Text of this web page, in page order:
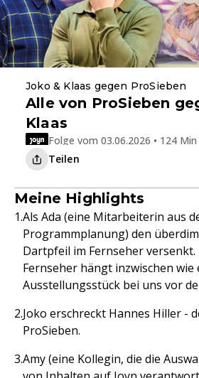
Joko & Klaas gegen ProSieben
Alle von ProSieben
Klaas
Folge vom 03.06.2026 • 124 Min
Teilen
Meine Highlights
Als Ada (eine Mitarbeiterin aus
Programmplanung) den
Dartpfeil im Fernseher versenkt.
Fernseher hängt inzwischen wie
Ausstellungsstück bei uns vor
Joko erschreckt Hannes Hiller -
ProSieben.
Amy (eine Kollegin, die die